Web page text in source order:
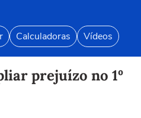
Calculadoras Vídeos
prejuízo no 1º